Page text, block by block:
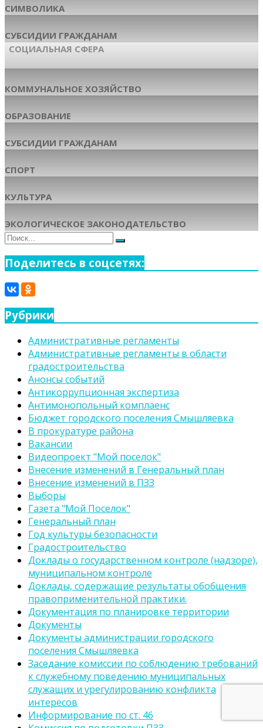
СИМВОЛИКА
СУБСИДИИ ГРАЖДАНАМ
СОЦИАЛЬНАЯ СФЕРА
КОММУНАЛЬНОЕ ХОЗЯЙСТВО
ОБРАЗОВАНИЕ
СУБСИДИИ ГРАЖДАНАМ
СПОРТ
КУЛЬТУРА
ЭКОЛОГИЧЕСКОЕ ЗАКОНОДАТЕЛЬСТВО
Поиск
Поиск
Поделитесь в соцсетях:
Рубрики
Административные регламенты
Административные регламенты в области
градостроительства
Анонсы событий
Антикоррупционная экспертиза
Антимонопольный комплаенс
Бюджет городского поселения Смышляевка
В прокуратуре района
Вакансии
Видеопроект "Мой поселок"
Внесение изменений в Генеральный план
Внесение изменений в ПЗЗ
Выборы
Газета "Мой Поселок"
Генеральный план
Год культуры безопасности
Градостроительство
Доклады о государственном контроле (надзоре),
муниципальном контроле
Доклады, содержащие результаты обобщения
правоприменительной практики.
Документация по планировке территории
Документы
Документы администрации городского
поселения Смышляевка
Заседание комиссии по соблюдению требований
к служебному поведению муниципальных
служащих и урегулированию конфликта
интересов
Информирование по ст. 46